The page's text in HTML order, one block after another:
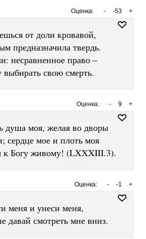
Оценка: +
-53
-
от доли кровавой,
предназначила твердь.
несравненное право –
свою смерть.
Оценка: +
9
-
душа моя, желая во дворы
сердце мое и плоть моя
к Богу живому! (LXXXIII.3).
Оценка: +
-1
-
меня и унеси меня,
давай смотреть мне вниз.